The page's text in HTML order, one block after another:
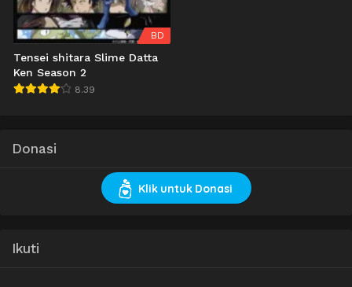
BD
Tensei shitara Slime Datta
Ken Season 2
8.39
Donasi
Klik untuk Donasi
Ikuti